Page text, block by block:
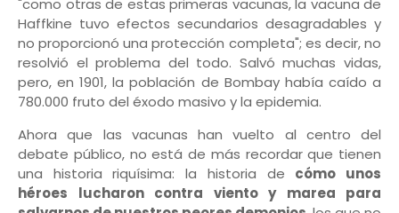
"como otras de estas primeras vacunas, la vacuna de
Haffkine tuvo efectos secundarios desagradables y
no proporcionó una protección completa"; es decir, no
resolvió el problema del todo. Salvó muchas vidas,
pero, en 1901, la población de Bombay había caído a
780.000 fruto del éxodo masivo y la epidemia.
Ahora que las vacunas han vuelto al centro del
debate público, no está de más recordar que tienen
una historia riquísima: la historia de cómo unos
héroes lucharon contra viento y marea para